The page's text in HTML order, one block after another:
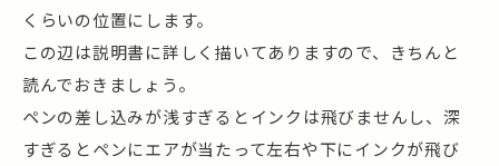
くらいの位置にします。
この辺は説明書に詳しく描いてありますので、きちんと
読んでおきましょう。
ペンの差し込みが浅すぎるとインクは飛びませんし、深
すぎるとペンにエアが当たって左右や下にインクが飛び